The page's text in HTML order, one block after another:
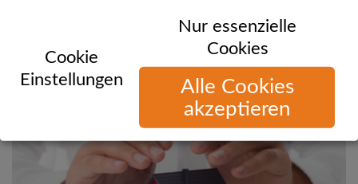
Cookie
Einstellungen
Nur essenzielle
Cookies
Alle Cookies
akzeptieren